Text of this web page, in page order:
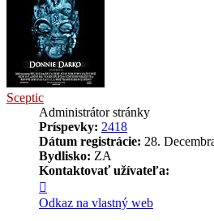
Sceptic
Administrátor stránky
Príspevky: 2418
Dátum registrácie: 28.
Bydlisko: ZA
Kontaktovať užívateľa:
informácie
užívateľa
Odkaz na vlastný web